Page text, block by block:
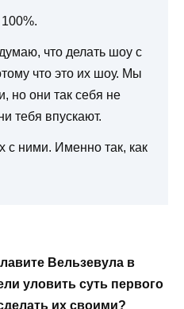
что делать шоу с
что это их шоу. Мы
но они так себя не
тебя впускают.
с ними. Именно так, как
Вельзевула в
уловить суть первого
их своими?